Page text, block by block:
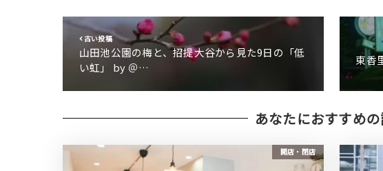
古い投稿
山田池公園の梅と、招提大谷から見た9日の「低
い虹」 by ＠…
東香
あなたにおすすめ
開店・閉店